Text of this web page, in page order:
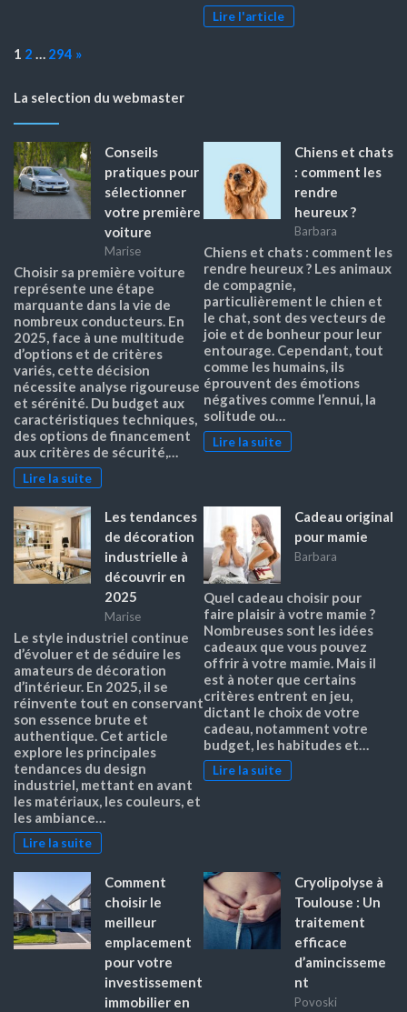
Lire l'article
Page:
1 2 … 294 Next
»
La selection du webmaster
Conseils
pratiques pour
sélectionner
votre première
voiture
Marise
Choisir sa première voiture
représente une étape
marquante dans la vie de
nombreux conducteurs. En
2025, face à une multitude
d’options et de critères
variés, cette décision
nécessite analyse rigoureuse
et sérénité. Du budget aux
caractéristiques techniques,
des options de financement
aux critères de sécurité,…
Lire la suite
Chiens et chats
: comment les
rendre
heureux ?
Barbara
Chiens et chats : comment les
rendre heureux ? Les animaux
de compagnie,
particulièrement le chien et
le chat, sont des vecteurs de
joie et de bonheur pour leur
entourage. Cependant, tout
comme les humains, ils
éprouvent des émotions
négatives comme l’ennui, la
solitude ou…
Lire la suite
Les tendances
de décoration
industrielle à
découvrir en
2025
Marise
Le style industriel continue
d’évoluer et de séduire les
amateurs de décoration
d’intérieur. En 2025, il se
réinvente tout en conservant
son essence brute et
authentique. Cet article
explore les principales
tendances du design
industriel, mettant en avant
les matériaux, les couleurs, et
les ambiance…
Lire la suite
Cadeau original
pour mamie
Barbara
Quel cadeau choisir pour
faire plaisir à votre mamie ?
Nombreuses sont les idées
cadeaux que vous pouvez
offrir à votre mamie. Mais il
est à noter que certains
critères entrent en jeu,
dictant le choix de votre
cadeau, notamment votre
budget, les habitudes et…
Lire la suite
Comment
choisir le
meilleur
emplacement
pour votre
investissement
immobilier en
Cryolipolyse à
Toulouse : Un
traitement
efficace
d’amincisseme
nt
Povoski